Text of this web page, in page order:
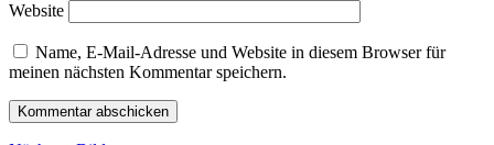
Website
Name, E-Mail-Adresse und Website in diesem Browser für
meinen nächsten Kommentar speichern.